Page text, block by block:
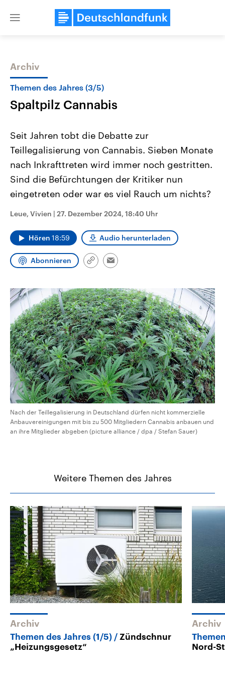
Close
Themen
Landtagswahl Sachsen-Anhalt
2026
Alle Informationen
Sachsen-Anhalt wählt am 6.
Landtag. Seit 2021 wird das
CDU, SPD und FDP regiert.-
Umfragen, Prognosen,
Wahlprogramme, aktuelle Berichte
und Hintergründe zu den Parteien
und Kandidaten der anstehenden
USA
Aktuelle Beiträge,
Hintergründe
Wirtschaftlich und
den mächtigsten Ländern
aktuelle Weltgeschehen.
Sendungen Programm
Archiv
Themen des Jahres (3/5)
Spaltpilz Cannabis
Seit Jahren tobt die Debatte zur
Teillegalisierung von Cannabis. Sieben Monate
nach Inkrafttreten wird immer noch gestritten.
Sind die Befürchtungen der Kritiker nun
eingetreten oder war es viel Rauch um nichts?
Leue, Vivien | 27. Dezember 2024, 18:40 Uhr
Hören 18:59 Audio herunterladen
Abonnieren
Link
Email
Nach der Teillegalisierung in Deutschland dürfen nicht kommerzielle
Anbauvereinigungen mit bis zu 500 Mitgliedern Cannabis anbauen und
an ihre Mitglieder abgeben (picture alliance / dpa / Stefan Sauer)
Weitere Themen des Jahres
Archiv
Themen des Jahres (1/5)
Zündschnur
„Heizungsgesetz“
Archiv
Nord-